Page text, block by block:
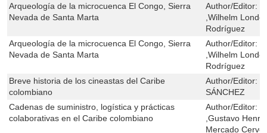
Arqueología de la microcuenca El Congo, Sierra
Nevada de Santa Marta
Author/Editor:
,Wilhelm
Rodríguez
Arqueología de la microcuenca El Congo, Sierra
Nevada de Santa Marta
Author/Editor:
,Wilhelm
Rodríguez
Breve historia de los cineastas del Caribe
colombiano
Author/Editor:
SÁNCHEZ
Cadenas de suministro, logística y prácticas
colaborativas en el Caribe colombiano
Author/Editor:
,Gustavo
Mercado